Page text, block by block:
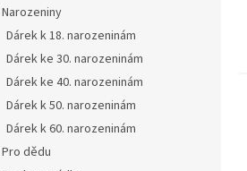
Narozeniny
Dárek k 18. narozeninám
Dárek ke 30. narozeninám
Dárek ke 40. narozeninám
Dárek k 50. narozeninám
Dárek k 60. narozeninám
Pro dědu